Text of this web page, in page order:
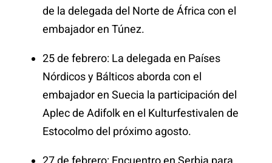
de la delegada del Norte de África con el
embajador en Túnez.
25 de febrero: La delegada en Países
Nórdicos y Bálticos aborda con el
embajador en Suecia la participación del
Aplec de Adifolk en el Kulturfestivalen de
Estocolmo del próximo agosto.
27 de febrero: Encuentro en Serbia para